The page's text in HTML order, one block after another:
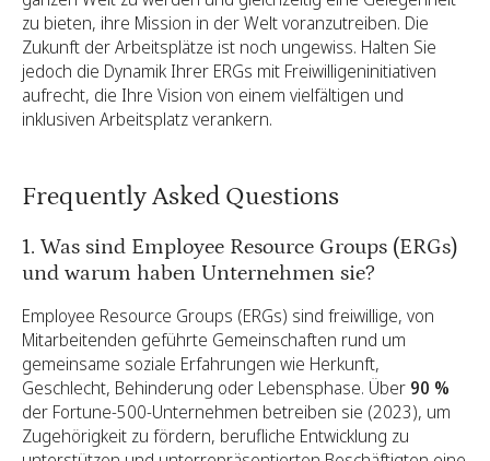
zu bieten, ihre Mission in der Welt voranzutreiben. Die
Zukunft der Arbeitsplätze ist noch ungewiss. Halten Sie
jedoch die Dynamik Ihrer ERGs mit Freiwilligeninitiativen
aufrecht, die Ihre Vision von einem vielfältigen und
inklusiven Arbeitsplatz verankern.
Frequently Asked Questions
1. Was sind Employee Resource Groups (ERGs)
und warum haben Unternehmen sie?
Employee Resource Groups (ERGs) sind freiwillige, von
Mitarbeitenden geführte Gemeinschaften rund um
gemeinsame soziale Erfahrungen wie Herkunft,
Geschlecht, Behinderung oder Lebensphase. Über 90 %
der Fortune-500-Unternehmen betreiben sie (2023), um
Zugehörigkeit zu fördern, berufliche Entwicklung zu